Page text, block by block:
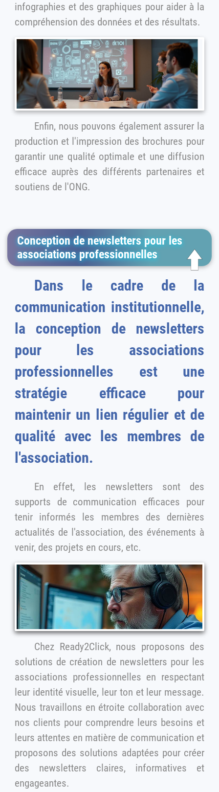
infographies et des graphiques pour aider à la
compréhension des données et des résultats.
Enfin, nous pouvons également assurer la
production et l'impression des brochures pour
garantir une qualité optimale et une diffusion
efficace auprès des différents partenaires et
soutiens de l'ONG.
Conception de newsletters pour les
associations professionnelles
Dans le cadre de la
communication institutionnelle,
la conception de newsletters
pour les associations
professionnelles est une
stratégie efficace pour
maintenir un lien régulier et de
qualité avec les membres de
l'association.
En effet, les newsletters sont des
supports de communication efficaces pour
tenir informés les membres des dernières
actualités de l'association, des événements à
venir, des projets en cours, etc.
Chez Ready2Click, nous proposons des
solutions de création de newsletters pour les
associations professionnelles en respectant
leur identité visuelle, leur ton et leur message.
Nous travaillons en étroite collaboration avec
nos clients pour comprendre leurs besoins et
leurs attentes en matière de communication et
proposons des solutions adaptées pour créer
des newsletters claires, informatives et
engageantes.